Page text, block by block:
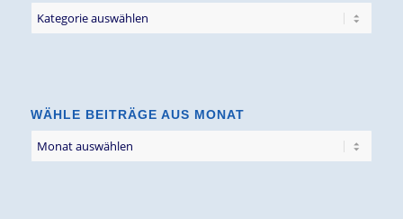
Blogbeiträge
WÄHLE BEITRÄGE AUS MONAT